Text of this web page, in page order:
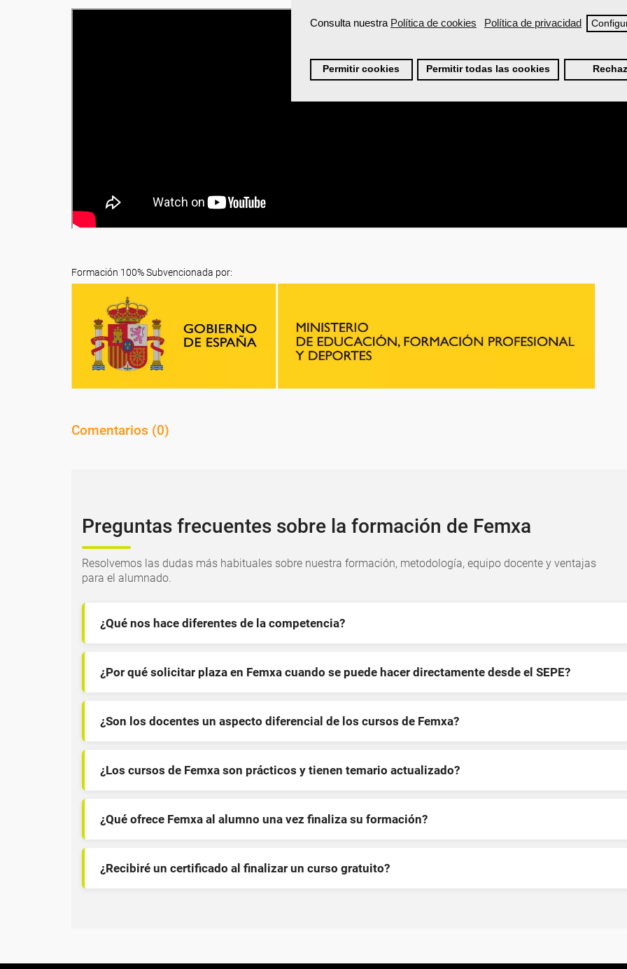
Consulta nuestra Política de cookies Política de privacidad
Permitir cookies Permitir todas las cookies
Formación 100% Subvencionada por:
Comentarios (0)
Preguntas frecuentes sobre la formación de Femxa
Resolvemos las dudas más habituales sobre nuestra formación, metodología, equipo docente y ventajas
para el alumnado.
¿Qué nos hace diferentes de la competencia?
¿Por qué solicitar plaza en Femxa cuando se puede hacer directamente desde el SEPE?
¿Son los docentes un aspecto diferencial de los cursos de Femxa?
¿Los cursos de Femxa son prácticos y tienen temario actualizado?
¿Qué ofrece Femxa al alumno una vez finaliza su formación?
¿Recibiré un certificado al finalizar un curso gratuito?